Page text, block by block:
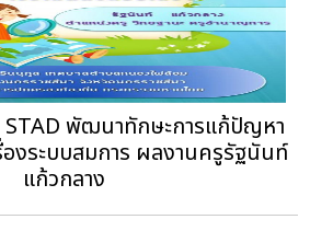
STAD พัฒนาทักษะการแก้ปัญหา
งระบบสมการ ผลงานครูรัฐนันท์
แก้วกลาง